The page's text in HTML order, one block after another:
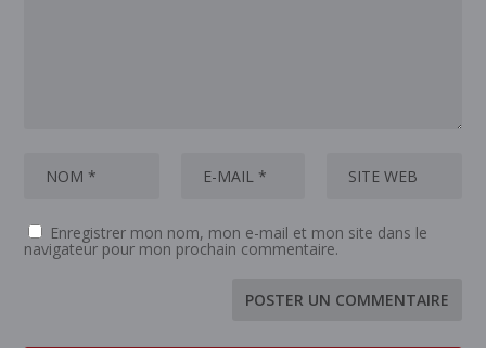
Enregistrer mon nom, mon e-mail et mon site dans le
navigateur pour mon prochain commentaire.